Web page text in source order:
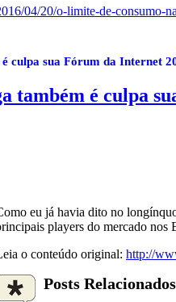
04/20/o-limite-de-consumo-
culpa sua Fórum da Internet
também é culpa
eu já havia dito no
players do mercado
o conteúdo original: http://
Posts